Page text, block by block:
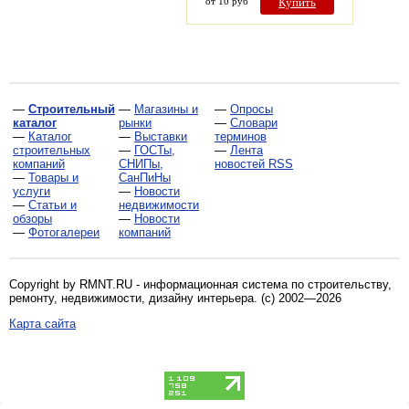
— Строительный
каталог
— Каталог
строительных
компаний
— Товары и
услуги
— Статьи и
обзоры
— Фотогалереи
— Магазины и
рынки
— Выставки
— ГОСТы,
СНИПы,
СанПиНы
— Новости
недвижимости
— Новости
компаний
— Опросы
— Словари
терминов
— Лента
новостей RSS
Copyright by RMNT.RU - информационная система по строительству,
ремонту, недвижимости, дизайну интерьера . (c) 2002—2026
Карта сайта